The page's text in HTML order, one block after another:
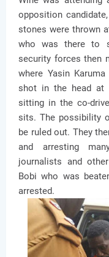
opposition
stones were thrown
who was there to
security forces then
where Yasin
shot in the head at
sitting in the co-
sits. The possibility
be ruled out. They
and arresting
journalists and
Bobi who was
arrested.